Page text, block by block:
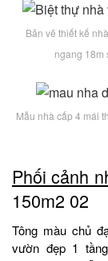
Bản vẽ thiết kế
ngang 18m
Mẫu nhà cấp 4 mái
Phối cảnh
150m2 02
Tông màu chủ
vườn đẹp 1